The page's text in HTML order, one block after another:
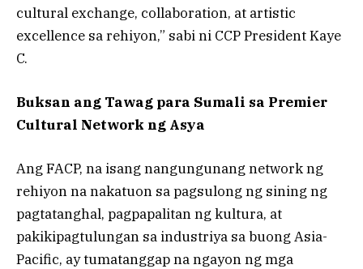
cultural exchange, collaboration, at artistic
excellence sa rehiyon,” sabi ni CCP President Kaye
C.
Buksan ang Tawag para Sumali sa Premier
Cultural Network ng Asya
Ang FACP, na isang nangungunang network ng
rehiyon na nakatuon sa pagsulong ng sining ng
pagtatanghal, pagpapalitan ng kultura, at
pakikipagtulungan sa industriya sa buong Asia-
Pacific, ay tumatanggap na ngayon ng mga